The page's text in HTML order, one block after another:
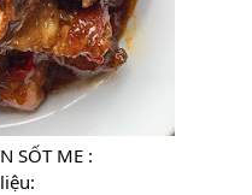
SỐT ME :